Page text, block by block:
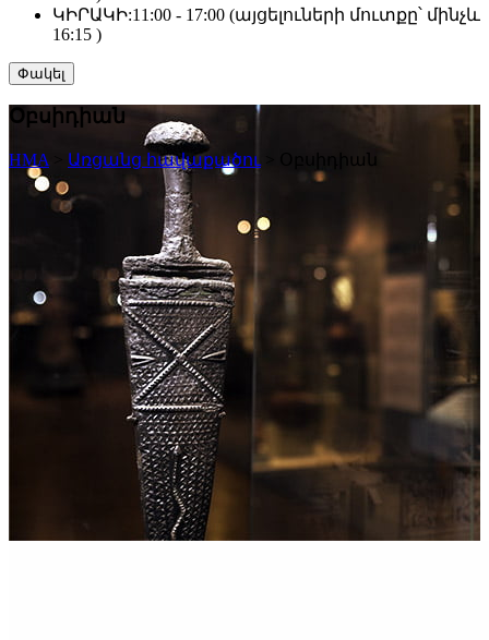
ԿԻՐԱԿԻ:11:00 - 17:00 (այցելուների մուտքը՝ մինչև
16:15 )
Փակել
Օբսիդիան
HMA Առցանց հավաքածու Օբսիդիան